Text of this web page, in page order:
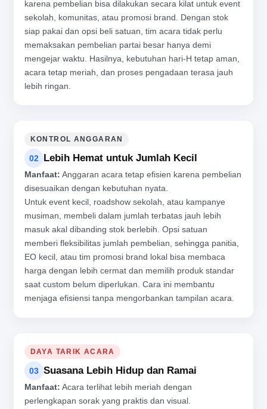
karena pembelian bisa dilakukan secara kilat untuk event
sekolah, komunitas, atau promosi brand. Dengan stok
siap pakai dan opsi beli satuan, tim acara tidak perlu
memaksakan pembelian partai besar hanya demi
mengejar waktu. Hasilnya, kebutuhan hari-H tetap aman,
acara tetap meriah, dan proses pengadaan terasa jauh
lebih ringan.
KONTROL ANGGARAN
02 Lebih Hemat untuk Jumlah Kecil
Manfaat: Anggaran acara tetap efisien karena pembelian
disesuaikan dengan kebutuhan nyata.
Untuk event kecil, roadshow sekolah, atau kampanye
musiman, membeli dalam jumlah terbatas jauh lebih
masuk akal dibanding stok berlebih. Opsi satuan
memberi fleksibilitas jumlah pembelian, sehingga panitia,
EO kecil, atau tim promosi brand lokal bisa membaca
harga dengan lebih cermat dan memilih produk standar
saat custom belum diperlukan. Cara ini membantu
menjaga efisiensi tanpa mengorbankan tampilan acara.
DAYA TARIK ACARA
03 Suasana Lebih Hidup dan Ramai
Manfaat: Acara terlihat lebih meriah dengan
perlengkapan sorak yang praktis dan visual.